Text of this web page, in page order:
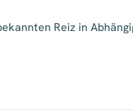
Reiz in